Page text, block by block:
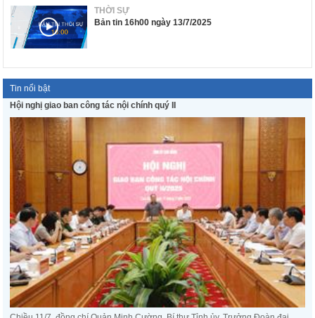
THỜI SỰ
Bản tin 16h00 ngày 13/7/2025
Tin nổi bật
Hội nghị giao ban công tác nội chính quý II